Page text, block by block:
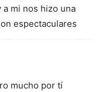
mi nos hizo una
espectaculares
mucho por tí